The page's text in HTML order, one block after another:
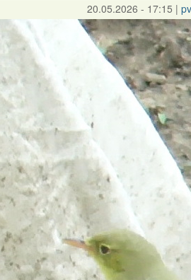
20.05.2026 - 17:15 |